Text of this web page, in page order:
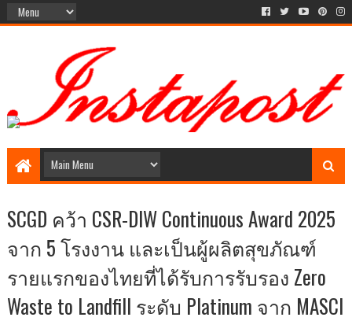
Social Media style Website
SCGD คว้า CSR-DIW Continuous Award 2025
จาก 5 โรงงาน และเป็นผู้ผลิตสุขภัณฑ์
รายแรกของไทยที่ได้รับการรับรอง Zero
Waste to Landfill ระดับ Platinum จาก MASCI